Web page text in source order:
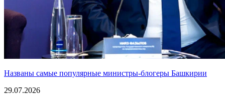
Названы самые популярные министры-блогеры Башкирии
29.07.2026